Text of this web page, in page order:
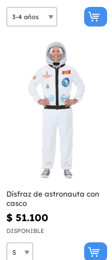
Disfraz de astronauta con
casco
$ 51.100
DISPONIBLE